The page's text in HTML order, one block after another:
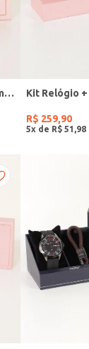
Relógio Mini Condor Feminino DOURADO
R$ 259,90
5x de R$ 51 98